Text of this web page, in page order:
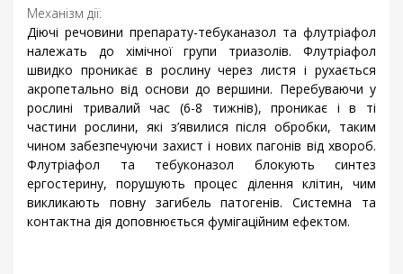
Механізм дії:
Діючі речовини препарату-тебуканазол та флутріафол
належать до хімічної групи триазолів. Флутріафол
швидко проникає в рослину через листя і рухається
акропетально від основи до вершини. Перебуваючи у
рослині тривалий час (6-8 тижнів), проникає і в ті
частини рослини, які з’явилися після обробки, таким
чином забезпечуючи захист і нових пагонів від хвороб.
Флутріафол та тебуконазол блокують синтез
ергостерину, порушують процес ділення клітин, чим
викликають повну загибель патогенів. Системна та
контактна дія доповнюється фумігаційним ефектом.